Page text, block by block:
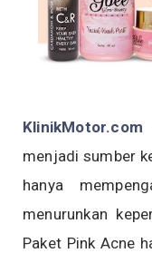
KlinikMotor.com
menjadi sumber
hanya
menurunkan
Paket Pink Acne